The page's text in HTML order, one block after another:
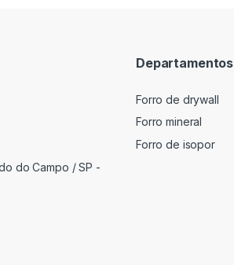
do Campo / SP -
Departamentos
Forro de drywall
Forro mineral
Forro de isopor